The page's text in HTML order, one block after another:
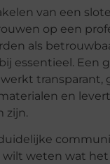
van een
op een
als
essentieel. Een
transparant,
en
zijn.
wilt weten wat